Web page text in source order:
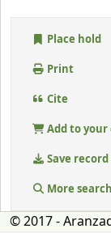
Place hold
Print
Cite
Add to
Save record
More
© 2017 -